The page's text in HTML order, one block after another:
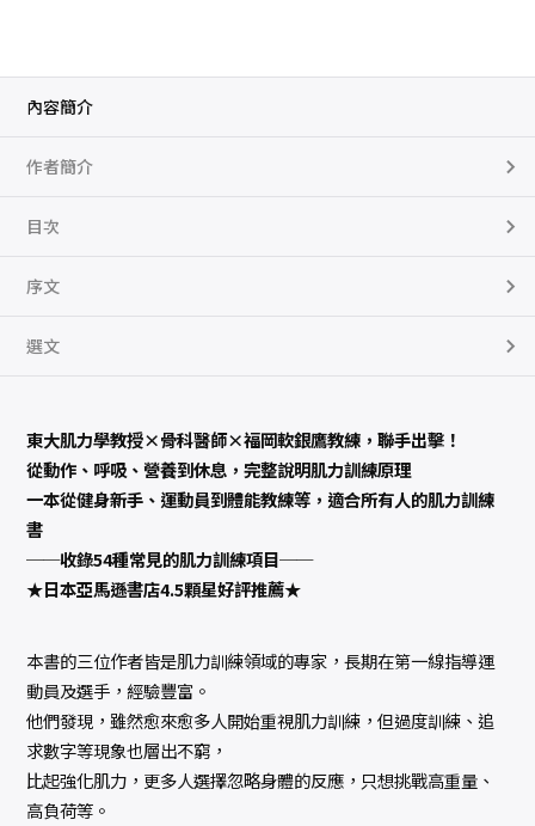
大
力
學
授
、
醫
師
岡
鷹
教
訓
練
者
科
學
化
鍛
指
內容簡介
作者簡介
目次
序文
選文
東大肌力學教授×骨科醫師×福岡軟銀鷹教練，聯手出擊！
從動作、呼吸、營養到休息，完整說明肌力訓練原理
一本從健身新手、運動員到體能教練等，適合所有人的肌力訓練
書
──收錄54種常見的肌力訓練項目──
★日本亞馬遜書店4.5顆星好評推薦★
本書的三位作者皆是肌力訓練領域的專家，長期在第一線指導運
動員及選手，經驗豐富。
他們發現，雖然愈來愈多人開始重視肌力訓練，但過度訓練、追
求數字等現象也層出不窮，
比起強化肌力，更多人選擇忽略身體的反應，只想挑戰高重量、
高負荷等。